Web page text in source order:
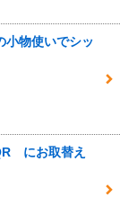
小物使いでシッ
にお取替え